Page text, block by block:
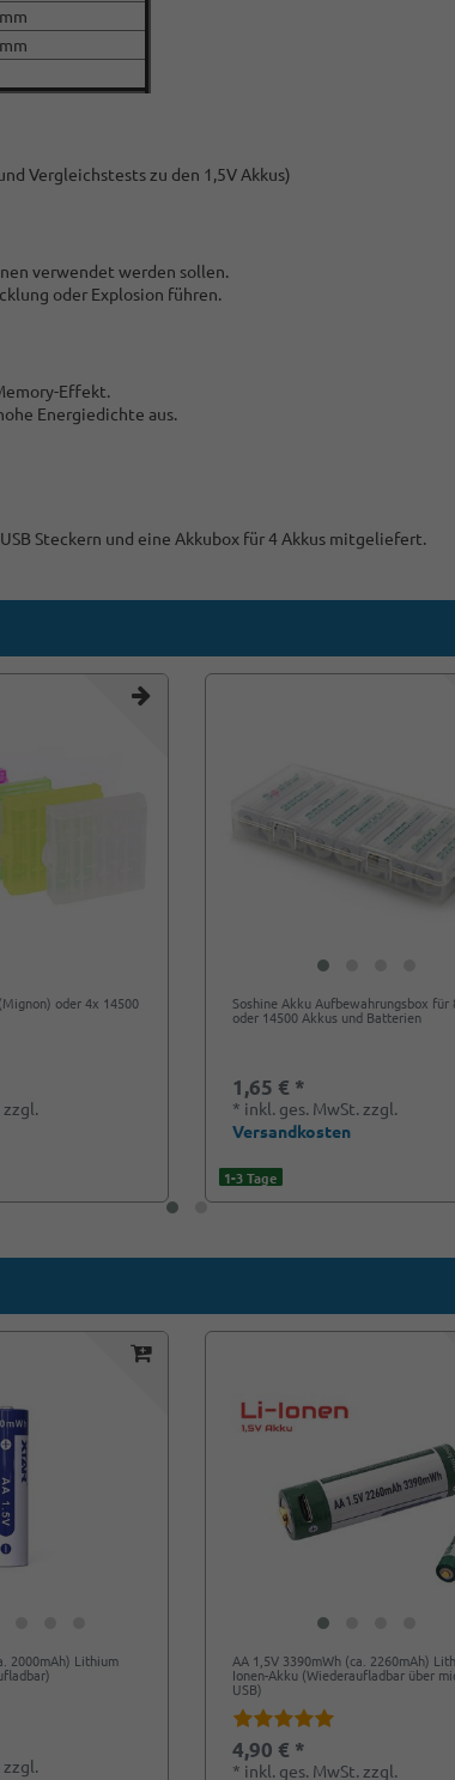
Vergleichstests zu den 1,5V Akkus)
verwendet werden sollen.
oder Explosion führen.
Effekt.
Energiedichte aus.
Steckern und eine Akkubox für 4 Akkus mitgeliefert.
oder 4x 14500
zzgl.
Soshine Akku Aufbewahrungsbox für
oder 14500 Akkus und Batterien
1,65 € *
* inkl. ges. MwSt. zzgl.
Versandkosten
1-3 Tage
2000mAh) Lithium
zzgl.
AA 1,5V 3390mWh (ca. 2260mAh)
Ionen-Akku (Wiederaufladbar über
USB)
4,90 € *
* inkl. ges. MwSt. zzgl.